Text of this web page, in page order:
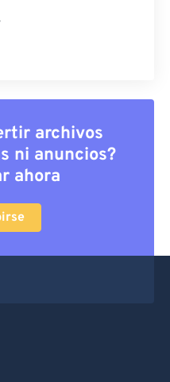
archivos
ni anuncios?
ahora